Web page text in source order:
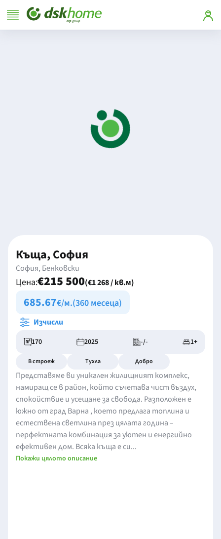
Къща, София
София, Бенковски
Цена:€215 500(€1 268 / кв.м)
685.67€/м.(360 месеца)
Изчисли
170 2025 -/- 1+
В строеж Тухла Добро
Представяме ви уникален жилищният комплекс,
намиращ се в район, който съчетава чист въздух,
спокойствие и усещане за свобода. Разположен е
южно от град Варна , което предлага топлина и
естествена светлина през цялата година –
перфектната комбинация за уютен и енергийно
ефективен дом. Всяка къща е си...
Покажи цялото описание